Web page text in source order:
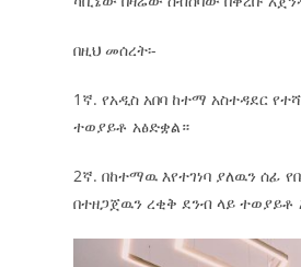
በዚህ መሰረት፡-
1ኛ. የአዲስ አበባ ከተማ አስተዳደር
ተወያይቶ አፅድቋል።
2ኛ. በከተማዉ እየተገነባ ያለዉን ሰፊ
በተዘጋጀዉን ረቂቅ ደንብ ላይ ተወያይቶ